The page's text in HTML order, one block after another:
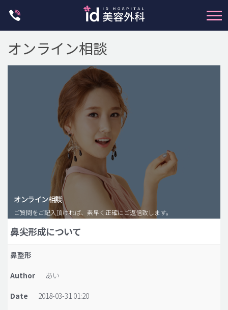
脂肪注入(アンチエイジング)
豊胸手術・バストアップ
プチ整形
idリアルストーリー
idニュース
オンライン相談
オンライン相談
ご質問をご記入頂ければ、素早く正確にご返信致します。
鼻尖形成について
鼻整形
Author
あい
Date
2018-03-31 01:20